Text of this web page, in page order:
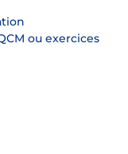
ou exercices